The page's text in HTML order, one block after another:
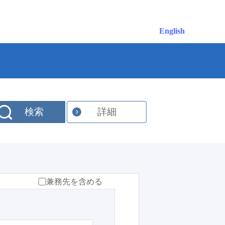
English
検索 詳細
兼務先を含める